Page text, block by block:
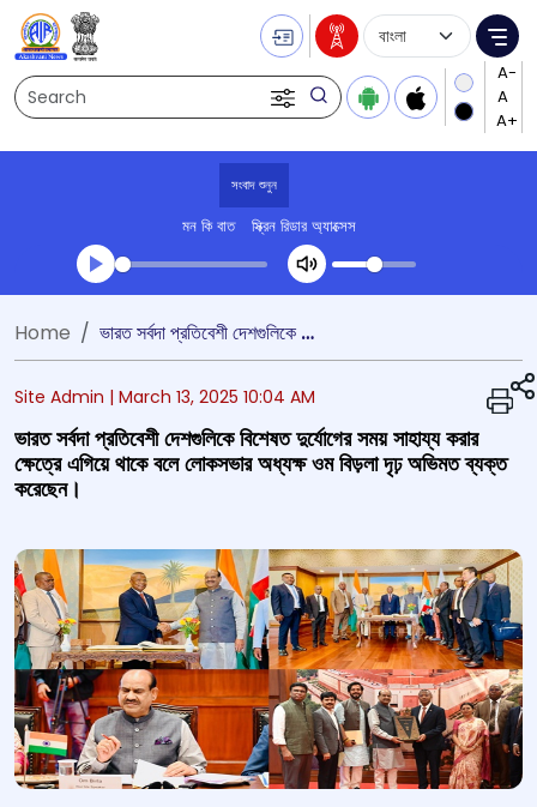
Search
Language
সংবাদ শুনুন
মন কি বাত স্ক্রিন রিডার অ্যাক্সেস
Transcript summary
প্লে করুন অডিও
Home ভারত সর্বদা প্রতিবেশী দেশগুলিকে বিশেষত দুর্যোগের সময় সাহায্য করার ক্ষেত্রে এগিয়ে থাকে বলে লোকসভার অধ্যক্ষ ওম বিড়লা দৃঢ় অভিমত ব্যক্ত করেছেন।
Site Admin | March 13, 2025 10:04 AM
ভারত সর্বদা প্রতিবেশী দেশগুলিকে বিশেষত দুর্যোগের সময় সাহায্য করার
ক্ষেত্রে এগিয়ে থাকে বলে লোকসভার অধ্যক্ষ ওম বিড়লা দৃঢ় অভিমত ব্যক্ত
করেছেন।